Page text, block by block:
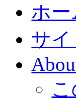
ホー
サイ